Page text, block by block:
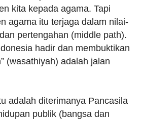
kita kepada agama. Tapi
agama itu terjaga dalam nilai-
pertengahan (middle path).
hadir dan membuktikan
(wasathiyah) adalah jalan
adalah diterimanya Pancasila
publik (bangsa dan